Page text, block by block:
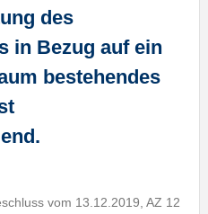
des
in Bezug auf ein
bestehendes
vom 13.12.2019, AZ 12